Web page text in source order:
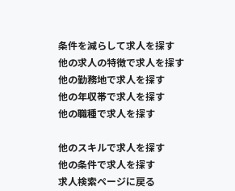
条件を減らして求人を探す
他の求人の特徴で求人を探す
他の勤務地で求人を探す
他の年収帯で求人を探す
他の職種で求人を探す
他のスキルで求人を探す
他の条件で求人を探す
求人検索ページに戻る